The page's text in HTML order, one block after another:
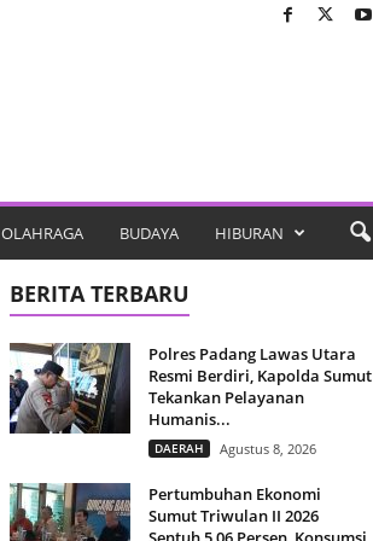
OLAHRAGA BUDAYA HIBURAN
BERITA TERBARU
Polres Padang Lawas Utara
Resmi Berdiri, Kapolda Sumut
Tekankan Pelayanan
Humanis...
DAERAH Agustus 8, 2026
Pertumbuhan Ekonomi
Sumut Triwulan II 2026